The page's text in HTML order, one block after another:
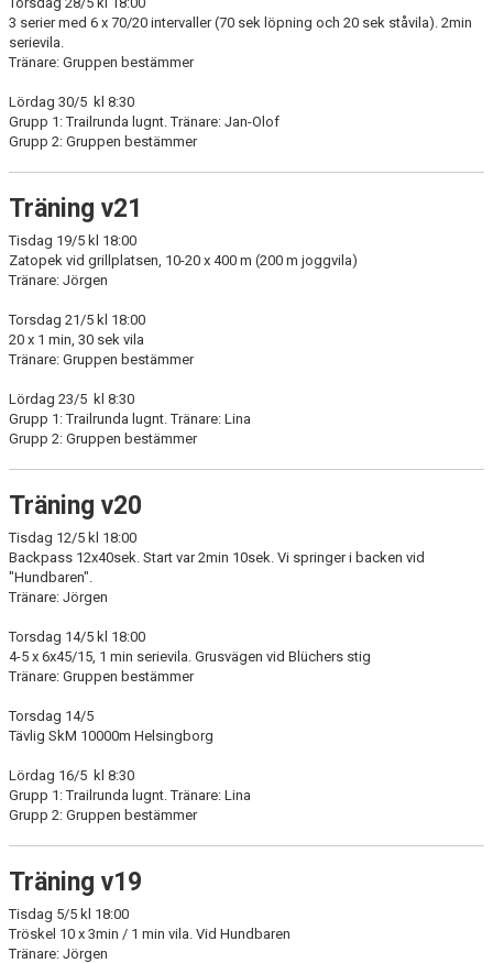
3 serier med 6 x 70/20 intervaller (70 sek löpning och 20 sek ståvila). 2min
serievila.
Tränare: Gruppen bestämmer
Lördag 30/5 kl 8:30
Grupp 1: Trailrunda lugnt. Tränare: Jan-Olof
Grupp 2: Gruppen bestämmer
Träning v21
Tisdag 19/5 kl 18:00
Zatopek vid grillplatsen, 10-20 x 400 m (200 m joggvila)
Tränare: Jörgen
Torsdag 21/5 kl 18:00
20 x 1 min, 30 sek vila
Tränare: Gruppen bestämmer
Lördag 23/5 kl 8:30
Grupp 1: Trailrunda lugnt. Tränare: Lina
Grupp 2: Gruppen bestämmer
Träning v20
Tisdag 12/5 kl 18:00
Backpass 12x40sek. Start var 2min 10sek. Vi springer i backen vid
"Hundbaren".
Tränare: Jörgen
Torsdag 14/5 kl 18:00
4-5 x 6x45/15, 1 min serievila. Grusvägen vid Blüchers stig
Tränare: Gruppen bestämmer
Torsdag 14/5
Tävlig SkM 10000m Helsingborg
Lördag 16/5 kl 8:30
Grupp 1: Trailrunda lugnt. Tränare: Lina
Grupp 2: Gruppen bestämmer
Träning v19
Tisdag 5/5 kl 18:00
Tröskel 10 x 3min / 1 min vila. Vid Hundbaren
Tränare: Jörgen